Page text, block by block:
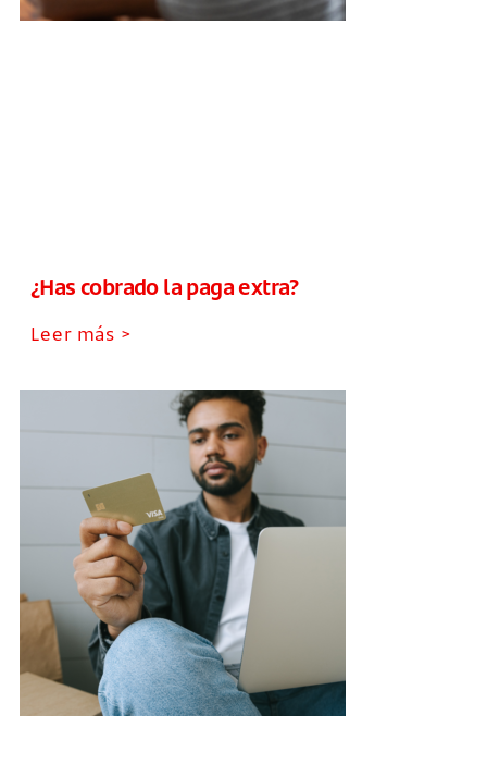
¿Has cobrado la paga extra?
Leer más >